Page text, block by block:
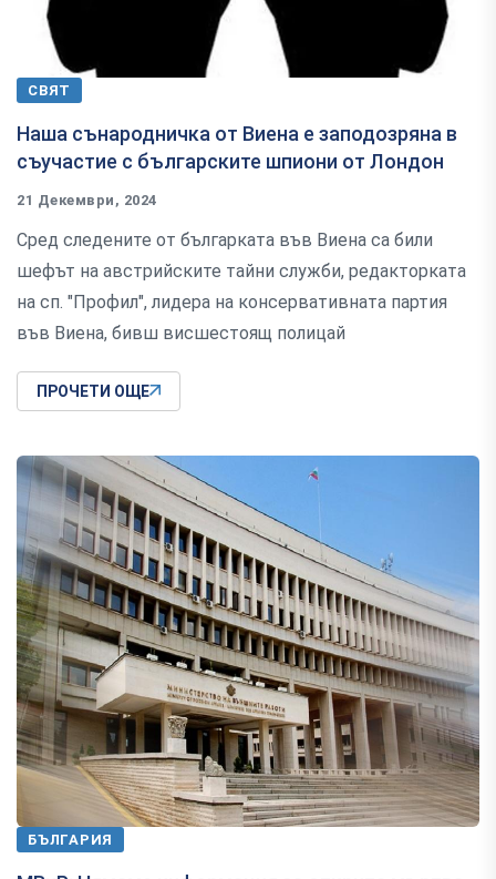
СВЯТ
Наша сънародничка от Виена е заподозряна в
съучастие с българските шпиони от Лондон
21 Декември, 2024
Сред следените от българката във Виена са били
шефът на австрийските тайни служби, редакторката
на сп. "Профил", лидера на консервативната партия
във Виена, бивш висшестоящ полицай
ПРОЧЕТИ ОЩЕ
БЪЛГАРИЯ